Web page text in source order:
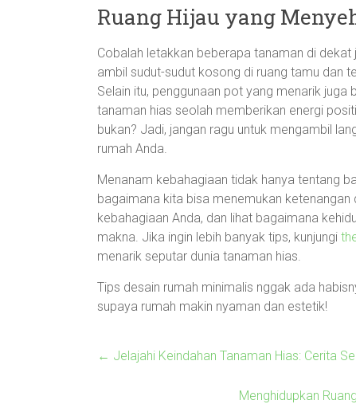
Ruang Hijau yang
Cobalah letakkan beberapa tanaman di
ambil sudut-sudut kosong di ruang tamu dan
Selain itu, penggunaan pot yang menarik
tanaman hias seolah memberikan energi
bukan? Jadi, jangan ragu untuk mengambil
rumah Anda.
Menanam kebahagiaan tidak hanya tentang
bagaimana kita bisa menemukan
kebahagiaan Anda, dan lihat bagaimana
makna. Jika ingin lebih banyak tips, kunjungi
menarik seputar dunia tanaman hias.
Tips desain rumah minimalis nggak ada
supaya rumah makin nyaman dan estetik!
← Jelajahi Keindahan Tanaman Hias: Cerita
Menghidupkan